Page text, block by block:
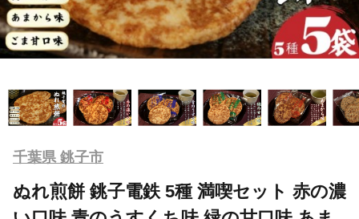
千葉県 銚子市
ぬれ煎餅 銚子電鉄 5種 満喫セット 赤の濃